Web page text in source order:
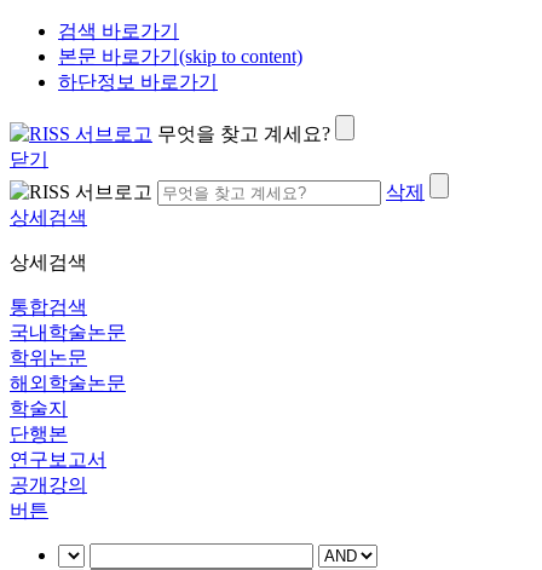
검색 바로가기
본문 바로가기(skip to content)
하단정보 바로가기
무엇을 찾고 계세요?
닫기
삭제
상세검색
상세검색
통합검색
국내학술논문
학위논문
해외학술논문
학술지
단행본
연구보고서
공개강의
버튼